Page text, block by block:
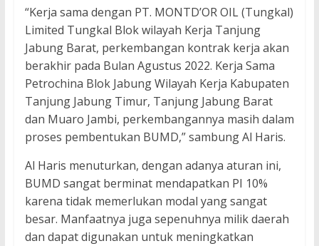
“Kerja sama dengan PT. MONTD’OR OIL (Tungkal)
Limited Tungkal Blok wilayah Kerja Tanjung
Jabung Barat, perkembangan kontrak kerja akan
berakhir pada Bulan Agustus 2022. Kerja Sama
Petrochina Blok Jabung Wilayah Kerja Kabupaten
Tanjung Jabung Timur, Tanjung Jabung Barat
dan Muaro Jambi, perkembangannya masih dalam
proses pembentukan BUMD,” sambung Al Haris.
Al Haris menuturkan, dengan adanya aturan ini,
BUMD sangat berminat mendapatkan PI 10%
karena tidak memerlukan modal yang sangat
besar. Manfaatnya juga sepenuhnya milik daerah
dan dapat digunakan untuk meningkatkan